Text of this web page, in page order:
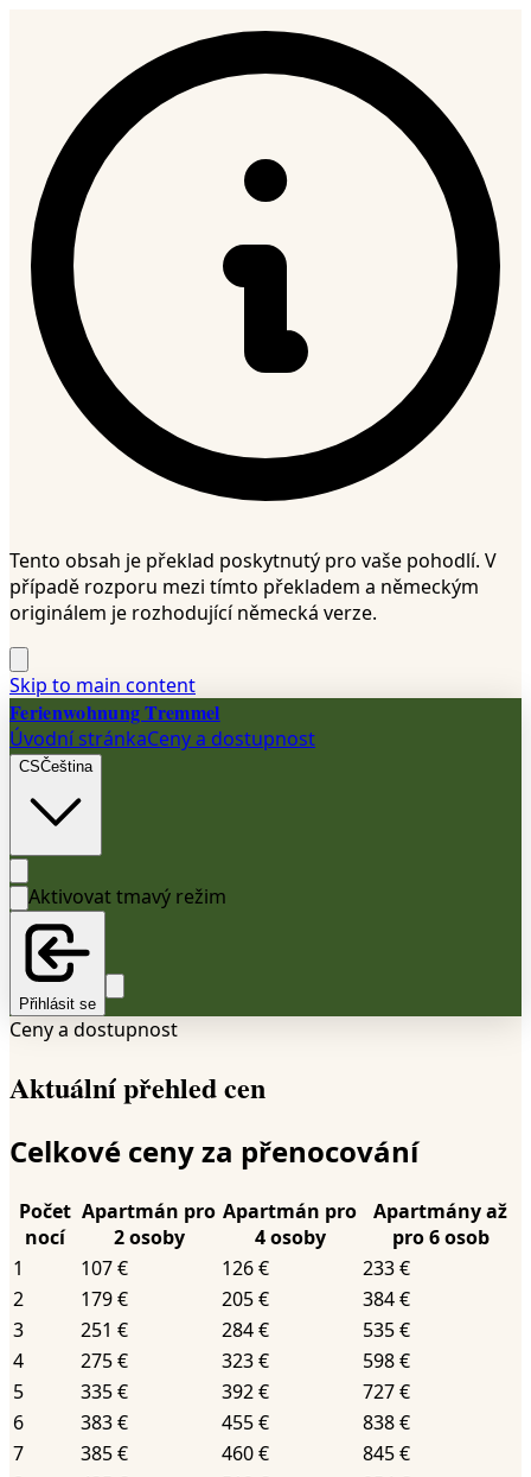
Tento obsah je překlad poskytnutý pro vaše pohodlí. V
případě rozporu mezi tímto překladem a německým
originálem je rozhodující německá verze.
Skip to main content
Ferienwohnung Tremmel
Úvodní stránkaCeny a dostupnost
CSČeština
Aktivovat tmavý režim
Přihlásit se
Ceny a dostupnost
Aktuální přehled cen
Celkové ceny za přenocování
Počet
nocí
Apartmán pro
2 osoby
Apartmán pro
4 osoby
Apartmány až
pro 6 osob
1
107 € 126 €
233 €
2
179 € 205 €
384 €
3
251 € 284 €
535 €
4
275 € 323 €
598 €
5
335 € 392 €
727 €
6
383 € 455 €
838 €
7
385 € 460 €
845 €